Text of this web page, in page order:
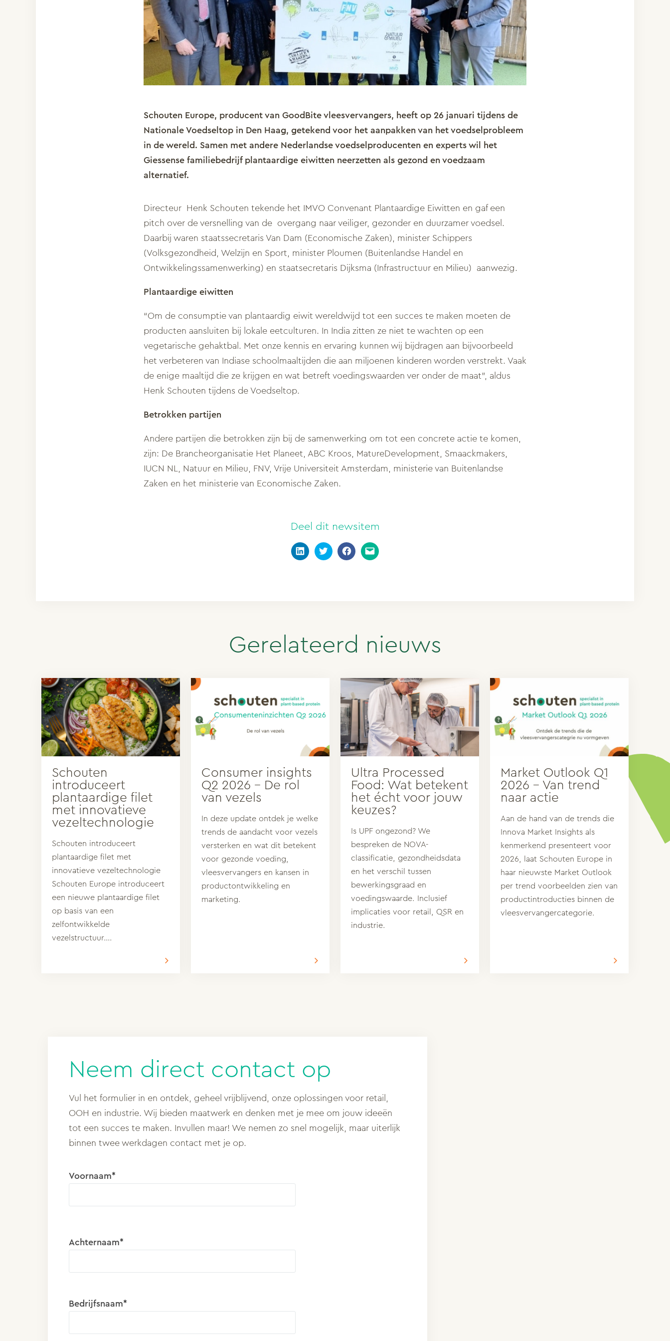
Schouten Europe, producent van GoodBite vleesvervangers, heeft op 26 januari tijdens de
Nationale Voedseltop in Den Haag, getekend voor het aanpakken van het voedselprobleem
in de wereld. Samen met andere Nederlandse voedselproducenten en experts wil het
Giessense familiebedrijf plantaardige eiwitten neerzetten als gezond en voedzaam
alternatief.
Directeur Henk Schouten tekende het IMVO Convenant Plantaardige Eiwitten en gaf een
pitch over de versnelling van de overgang naar veiliger, gezonder en duurzamer voedsel.
Daarbij waren staatssecretaris Van Dam (Economische Zaken), minister Schippers
(Volksgezondheid, Welzijn en Sport, minister Ploumen (Buitenlandse Handel en
Ontwikkelingssamenwerking) en staatsecretaris Dijksma (Infrastructuur en Milieu) aanwezig.
Plantaardige eiwitten
“Om de consumptie van plantaardig eiwit wereldwijd tot een succes te maken moeten de
producten aansluiten bij lokale eetculturen. In India zitten ze niet te wachten op een
vegetarische gehaktbal. Met onze kennis en ervaring kunnen wij bijdragen aan bijvoorbeeld
het verbeteren van Indiase schoolmaaltijden die aan miljoenen kinderen worden verstrekt. Vaak
de enige maaltijd die ze krijgen en wat betreft voedingswaarden ver onder de maat”, aldus
Henk Schouten tijdens de Voedseltop.
Betrokken partijen
Andere partijen die betrokken zijn bij de samenwerking om tot een concrete actie te komen,
zijn: De Brancheorganisatie Het Planeet, ABC Kroos, MatureDevelopment, Smaackmakers,
IUCN NL, Natuur en Milieu, FNV, Vrije Universiteit Amsterdam, ministerie van Buitenlandse
Zaken en het ministerie van Economische Zaken.
Deel dit newsitem
Gerelateerd nieuws
Schouten
introduceert
plantaardige filet
met innovatieve
vezeltechnologie
Schouten introduceert
plantaardige filet met
innovatieve vezeltechnologie
Schouten Europe introduceert
een nieuwe plantaardige filet
op basis van een
zelfontwikkelde
vezelstructuur….
Consumer insights
Q2 2026 – De rol
van vezels
In deze update ontdek je welke
trends de aandacht voor vezels
versterken en wat dit betekent
voor gezonde voeding,
vleesvervangers en kansen in
productontwikkeling en
marketing.
Ultra Processed
Food: Wat betekent
het écht voor jouw
keuzes?
Is UPF ongezond? We
bespreken de NOVA-
classificatie, gezondheidsdata
en het verschil tussen
bewerkingsgraad en
voedingswaarde. Inclusief
implicaties voor retail, QSR en
industrie.
Market Outlook Q1
2026 – Van trend
naar actie
Aan de hand van de trends die
Innova Market Insights als
kenmerkend presenteert voor
2026, laat Schouten Europe in
haar nieuwste Market Outlook
per trend voorbeelden zien van
productintroducties binnen de
vleesvervangercategorie.
Neem direct contact op
Vul het formulier in en ontdek, geheel vrijblijvend, onze oplossingen voor retail,
OOH en industrie. Wij bieden maatwerk en denken met je mee om jouw ideeën
tot een succes te maken. Invullen maar! We nemen zo snel mogelijk, maar uiterlijk
binnen twee werkdagen contact met je op.
Voornaam*
Achternaam*
Bedrijfsnaam*